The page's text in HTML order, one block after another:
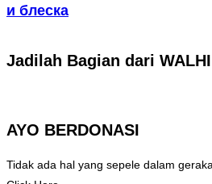
и блеска
Jadilah Bagian dari
AYO BERDONASI
Tidak ada hal yang sepele dalam